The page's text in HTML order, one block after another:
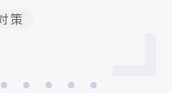
による変質の心
策